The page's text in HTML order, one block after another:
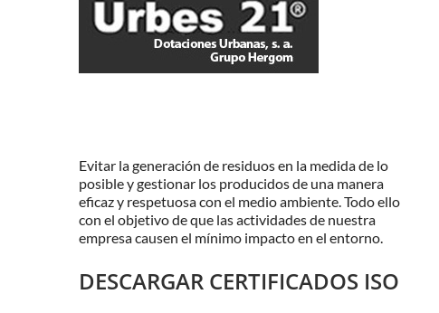
Evitar la generación de residuos en la medida de lo
posible y gestionar los producidos de una manera
eficaz y respetuosa con el medio ambiente. Todo ello
con el objetivo de que las actividades de nuestra
empresa causen el mínimo impacto en el entorno.
DESCARGAR CERTIFICADOS ISO